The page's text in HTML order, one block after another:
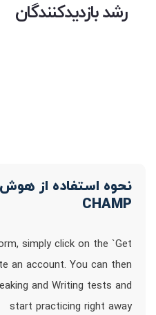
رشد بازدیدکنندگان
CHAMP
simply click on the `Get
an account. You can then
and Writing tests and
start practicing right away